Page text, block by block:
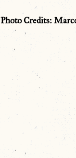
Photo Credits: